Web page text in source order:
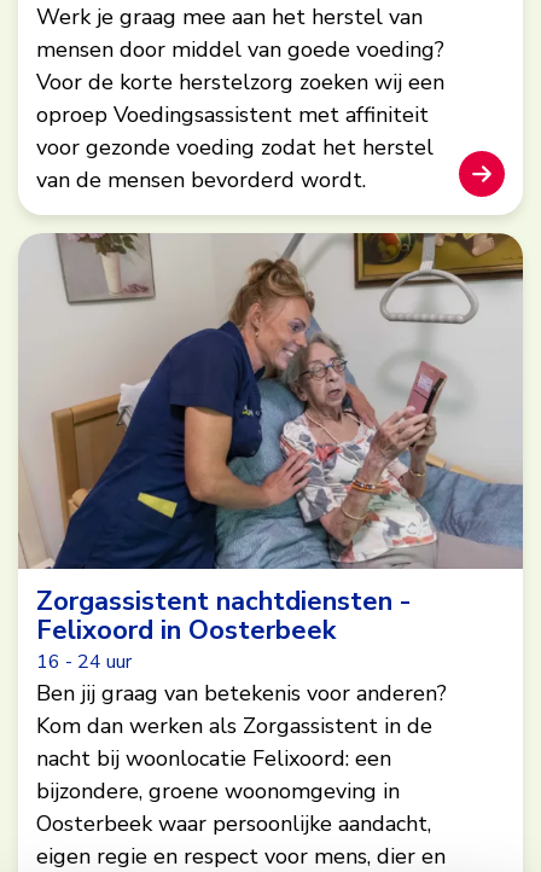
Werk je graag mee aan het herstel van
mensen door middel van goede voeding?
Voor de korte herstelzorg zoeken wij een
oproep Voedingsassistent met affiniteit
voor gezonde voeding zodat het herstel
van de mensen bevorderd wordt.
Zorgassistent nachtdiensten -
Felixoord in Oosterbeek
16 - 24 uur
Ben jij graag van betekenis voor anderen?
Kom dan werken als Zorgassistent in de
nacht bij woonlocatie Felixoord: een
bijzondere, groene woonomgeving in
Oosterbeek waar persoonlijke aandacht,
eigen regie en respect voor mens, dier en